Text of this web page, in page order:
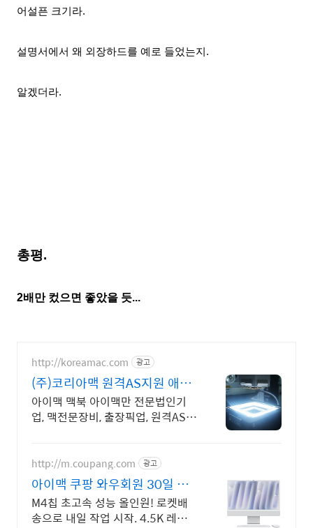
어설픈 크기라.
설명서에서 왜 외장하드를 예로 들었는지.
알겠더라.
총평.
2배만 컸으면 좋았을 듯...
http://koreamac.com 광고
(주)코리아맥 원격AS지원 애플
정식자격보유 신속출장점검
아이맥 맥북 아이맥만 전문법인기
업, 맥전문장비, 출장픽업, 원격AS
http://m.coupang.com 광고
아이맥 쿠팡 와우회원 30일 반
품
M4칩 초고속 성능 올인원! 로켓배
송으로 내일 작업 시작. 4.5K 레티나